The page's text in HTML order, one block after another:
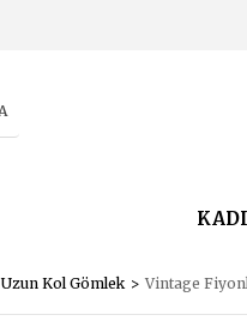
Uzun Kol Gömlek Vintage